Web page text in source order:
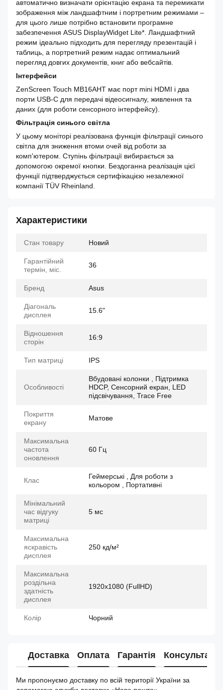
автоматично визначати орієнтацію екрана та перемикати
зображення між ландшафтним і портретним режимами –
для цього лише потрібно встановити програмне
забезпечення ASUS DisplayWidget Lite*. Ландшафтний
режим ідеально підходить для перегляду презентацій і
таблиць, а портретний режим надає оптимальний
перегляд довгих документів, книг або вебсайтів.
Інтерфейси
ZenScreen Touch MB16AHT має порт mini HDMI і два
порти USB-C для передачі відеосигналу, живлення та
даних (для роботи сенсорного інтерфейсу).
Фільтрація синього світла
У цьому моніторі реалізована функція фільтрації синього
світла для зниження втоми очей від роботи за
комп'ютером. Ступінь фільтрації вибирається за
допомогою окремої кнопки. Бездоганна реалізація цієї
функції підтверджується сертифікацією незалежної
компанії TÜV Rheinland.
Характеристики
Стан товару Новий
Гарантійний
термін, міс.
36
Бренд Asus
Діагональ
дисплея
15.6"
Відношення
сторін
16:9
Тип матриці IPS
Особливості
Вбудовані колонки , Підтримка
HDCP, Сенсорний екран, LED
підсвічування, Trace Free
Покриття
екрану
Матове
Максимальна
частота
оновлення
60 Гц
Клас
Геймерські , Для роботи з
кольором , Портативні
Мінімальний
час відгуку
матриці
5 мс
Максимальна
яскравість
дисплея
250 кд/м²
Максимальна
роздільна
здатність
дисплея
1920x1080 (FullHD)
Колір Чорний
Доставка Оплата Гарантія Консультація
Ми пропонуємо доставку по всій території України за